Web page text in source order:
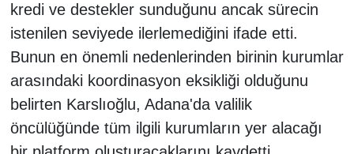
kredi ve destekler sunduğunu ancak sürecin
istenilen seviyede ilerlemediğini ifade etti.
Bunun en önemli nedenlerinden birinin kurumlar
arasındaki koordinasyon eksikliği olduğunu
belirten Karslıoğlu, Adana'da valilik
öncülüğünde tüm ilgili kurumların yer alacağı